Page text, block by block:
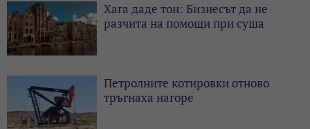
Хага даде тон: Бизнесът да не
разчита на помощи при суша
Петролните котировки отново
тръгнаха нагоре